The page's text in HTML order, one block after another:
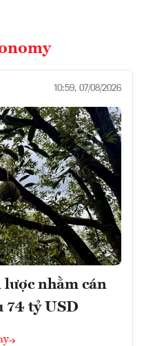
10:59, 07/08/2026
lược nhằm cán
74 tỷ USD